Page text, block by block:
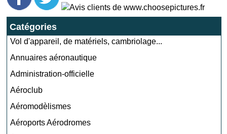
Catégories
Vol d'appareil, de matériels, cambriolage...
Annuaires aéronautique
Administration-officielle
Aéroclub
Aéromodèlismes
Aéroports Aérodromes